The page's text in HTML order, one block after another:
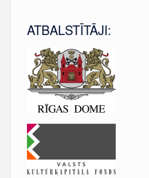
ATBALSTĪTĀJI: